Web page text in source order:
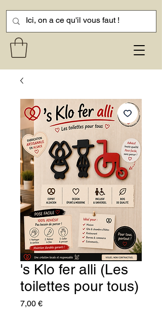
's Klo fer alli (Les
toilettes pour tous)
7,00 €Prix